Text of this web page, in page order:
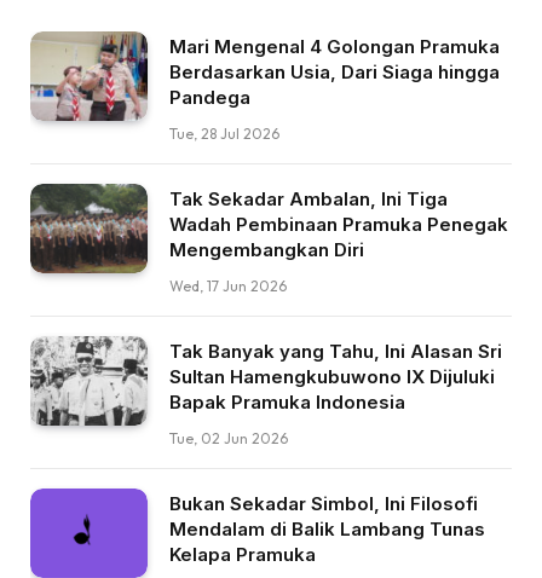
Mari Mengenal 4 Golongan Pramuka
Berdasarkan Usia, Dari Siaga hingga
Pandega
Tue, 28 Jul 2026
Tak Sekadar Ambalan, Ini Tiga
Wadah Pembinaan Pramuka Penegak
Mengembangkan Diri
Wed, 17 Jun 2026
Tak Banyak yang Tahu, Ini Alasan Sri
Sultan Hamengkubuwono IX Dijuluki
Bapak Pramuka Indonesia
Tue, 02 Jun 2026
Bukan Sekadar Simbol, Ini Filosofi
Mendalam di Balik Lambang Tunas
Kelapa Pramuka